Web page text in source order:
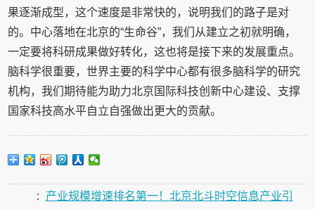
果逐渐成型，这个速度是非常快的，说明我们的路子是对
的。中心落地在北京的“生命谷”，我们从建立之初就明确，
一定要将科研成果做好转化，这也将是接下来的发展重点。
脑科学很重要，世界主要的科学中心都有很多脑科学的研究
机构，我们期待能为助力北京国际科技创新中心建设、支撑
国家科技高水平自立自强做出更大的贡献。
:
产业规模增速排名第一！北京北斗时空信息产业引